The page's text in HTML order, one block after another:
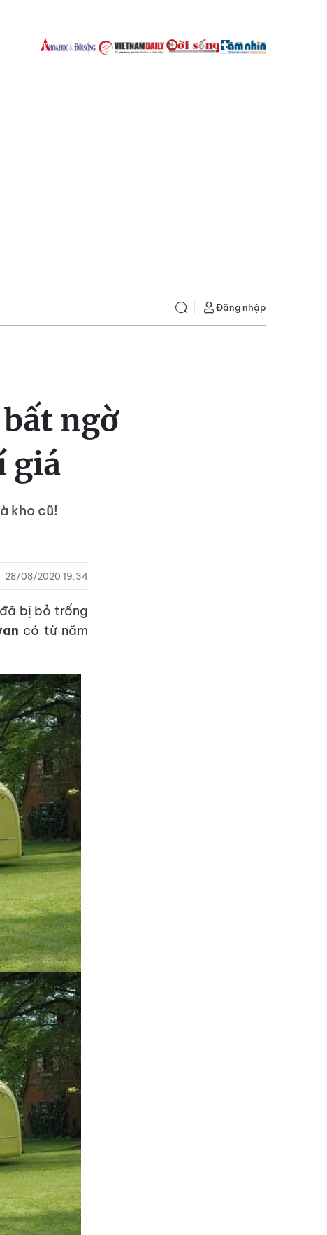
Đăng nhập
ngờ
giá
kho cũ!
28/08/2020 19:34
bị bỏ trống
có từ năm